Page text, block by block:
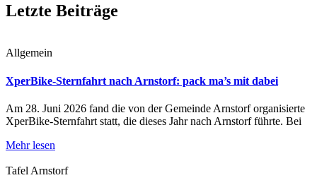
Letzte Beiträge
Allgemein
XperBike-Sternfahrt nach Arnstorf: pack ma’s mit dabei
Am 28. Juni 2026 fand die von der Gemeinde Arnstorf organisierte
XperBike-Sternfahrt statt, die dieses Jahr nach Arnstorf führte. Bei
Mehr lesen
Tafel Arnstorf